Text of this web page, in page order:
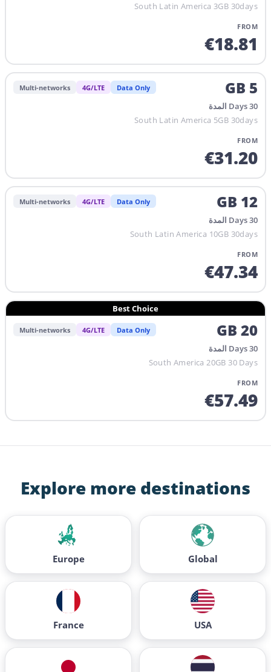
South Latin America 3GB 30days
FROM
€18.81
5
GB
Data Only
4G/LTE
Multi-networks
30
Days المدة
South Latin America 5GB 30days
FROM
€31.20
12
GB
Data Only
4G/LTE
Multi-networks
30
Days المدة
South Latin America 10GB 30days
FROM
€47.34
Best Choice
20
GB
Data Only
4G/LTE
Multi-networks
30
Days المدة
South America 20GB 30 Days
FROM
€57.49
Explore more destinations
Global
Europe
USA
France